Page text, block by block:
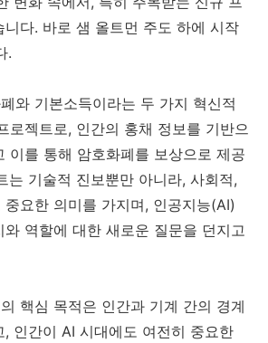
니다. 바로 샘 올트먼 주도 하에 시작
.
와 기본소득이라는 두 가지 혁신적
로젝트로, 인간의 홍채 정보를 기반으
이를 통해 암호화폐를 보상으로 제공
는 기술적 진보뿐만 아니라, 사회적,
요한 의미를 가지며, 인공지능(AI)
역할에 대한 새로운 질문을 던지고
핵심 목적은 인간과 기계 간의 경계
, 인간이 AI 시대에도 여전히 중요한